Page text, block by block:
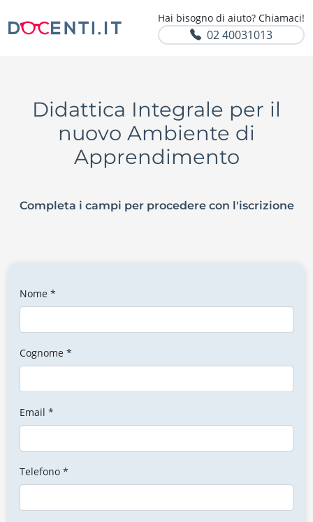
Hai bisogno di aiuto? Chiamaci!
02 40031013
Didattica Integrale per il
nuovo Ambiente di
Apprendimento
Completa i campi per procedere con l'iscrizione
Nome *
Cognome *
Email *
Telefono *